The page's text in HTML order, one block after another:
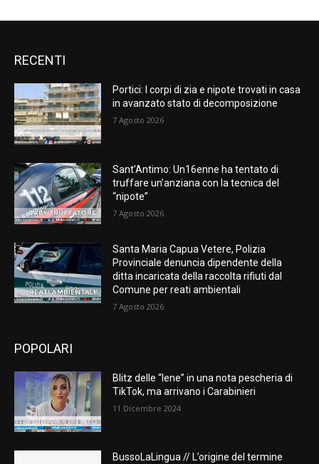
RECENTI
Portici: I corpi di zia e nipote trovati in casa
in avanzato stato di decomposizione
7 Agosto 2026
Sant’Antimo: Un16enne ha tentato di
truffare un’anziana con la tecnica del
“nipote”
7 Agosto 2026
Santa Maria Capua Vetere, Polizia
Provinciale denuncia dipendente della
ditta incaricata della raccolta rifiuti dal
Comune per reati ambientali
7 Agosto 2026
POPOLARI
Blitz delle “Iene” in una nota pescheria di
TikTok, ma arrivano i Carabinieri
11 Dicembre 2024
BussoLaLingua // L’origine del termine